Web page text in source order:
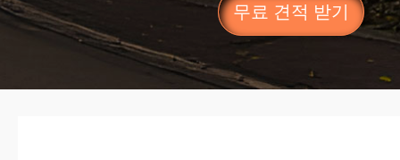
무료 견적 받기